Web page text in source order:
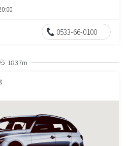
0533-66-0100
1837m